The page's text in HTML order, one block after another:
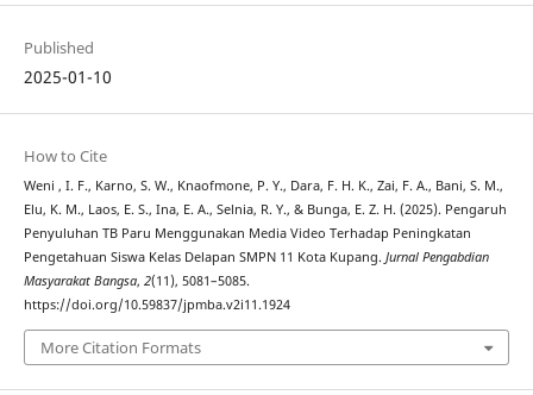
Published
2025-01-10
How to Cite
Weni , I. F., Karno, S. W., Knaofmone, P. Y., Dara, F. H. K., Zai, F. A., Bani, S. M.,
Elu, K. M., Laos, E. S., Ina, E. A., Selnia, R. Y., & Bunga, E. Z. H. (2025). Pengaruh
Penyuluhan TB Paru Menggunakan Media Video Terhadap Peningkatan
Pengetahuan Siswa Kelas Delapan SMPN 11 Kota Kupang. Jurnal Pengabdian
Masyarakat Bangsa, 2(11), 5081–5085.
https://doi.org/10.59837/jpmba.v2i11.1924
More Citation Formats